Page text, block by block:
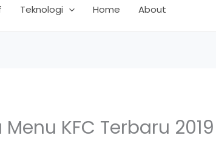
Teknologi Home About
KFC Terbaru 2019